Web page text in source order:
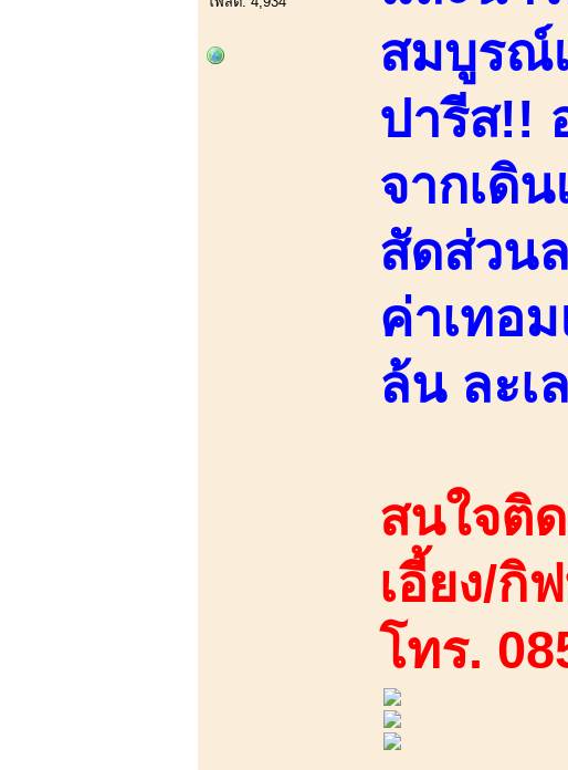
สมบูรณ์
ปารีส!!
จากเดิ
สัดส่วน
ค่าเทอ
ล้น ละเ
สนใจติ
เอี้ยง/กิ
โทร.